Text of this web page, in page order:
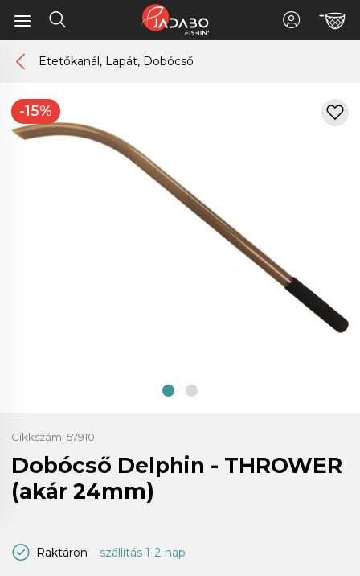
Etetőkanál, Lapát, Dobócső
-15%
Cikkszám: 57910
Dobócső Delphin - THROWER
(akár 24mm)
Raktáron szállítás 1-2 nap